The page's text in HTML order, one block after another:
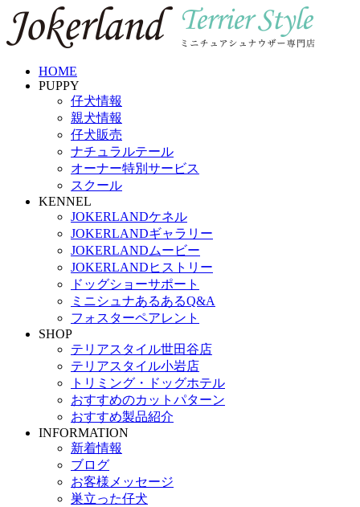
HOME
PUPPY
仔犬情報
親犬情報
仔犬販売
ナチュラルテール
オーナー特別サービス
スクール
KENNEL
JOKERLANDケネル
JOKERLANDギャラリー
JOKERLANDムービー
JOKERLANDヒストリー
ドッグショーサポート
ミニシュナあるあるQ&A
フォスターペアレント
SHOP
テリアスタイル世田谷店
テリアスタイル小岩店
トリミング・ドッグホテル
おすすめのカットパターン
おすすめ製品紹介
INFORMATION
新着情報
ブログ
お客様メッセージ
巣立った仔犬